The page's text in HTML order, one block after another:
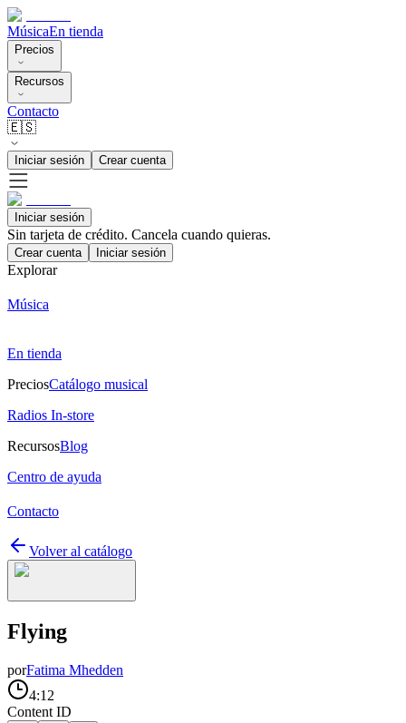
MúsicaEn tienda
Precios
Recursos
Contacto
🇪🇸
Iniciar sesión Crear cuenta
Iniciar sesión
Sin tarjeta de crédito. Cancela cuando quieras.
Crear cuenta Iniciar sesión
Explorar
Música
En tienda
PreciosCatálogo musical
Radios In-store
RecursosBlog
Centro de ayuda
Contacto
Volver al catálogo
Flying
porFatima Mhedden
4:12
Content ID